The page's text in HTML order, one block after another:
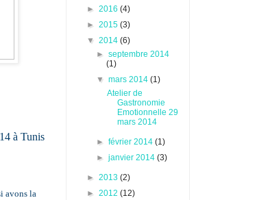
à Tunis
avons la
► 2016 (4)
► 2015 (3)
▼ 2014 (6)
►septembre 2014
(1)
▼mars 2014(1)
Atelier de
Gastronomie
Emotionnelle 29
mars 2014
►février 2014(1)
►janvier 2014(3)
► 2013 (2)
► 2012 (12)